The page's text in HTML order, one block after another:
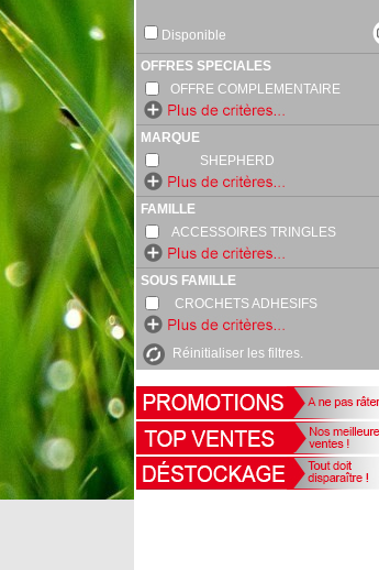
Disponible
OFFRES SPECIALES
OFFRE COMPLEMENTAIRE
MARQUE
SHEPHERD
FAMILLE
ACCESSOIRES TRINGLES
SOUS FAMILLE
CROCHETS ADHESIFS
Réinitialiser les filtres.